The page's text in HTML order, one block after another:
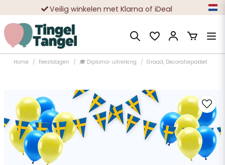
Veilig winkelen met Klarna of iDeal
Tienduizenden tevreden klanten
Home Feestdagen 🎓 Diploma-uitreiking Graad, Decoratiepakket